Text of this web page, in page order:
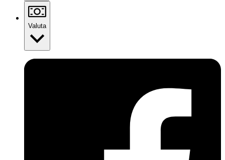
Valuta